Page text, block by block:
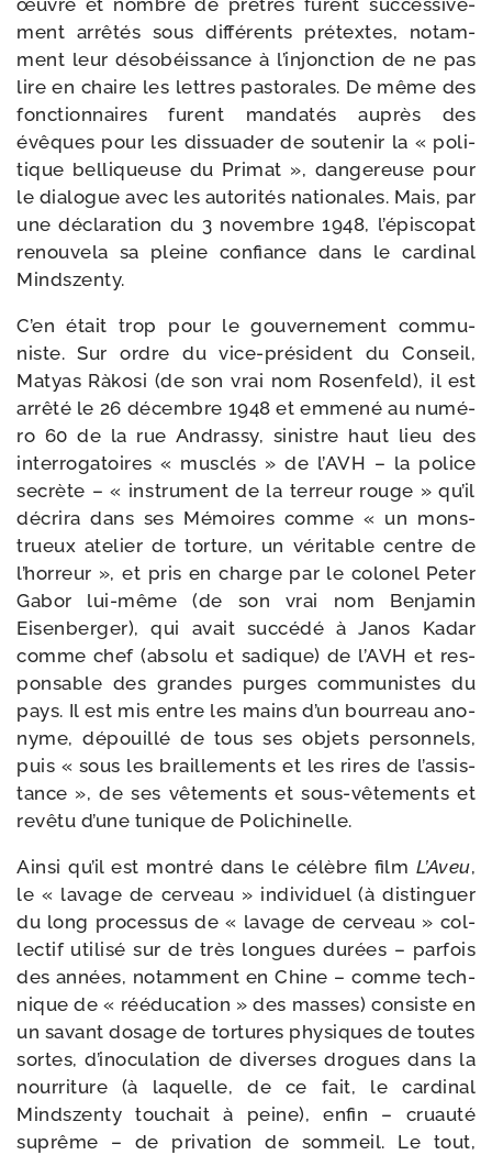
œuvre et nombre de prêtres furent suc­ces­si­ve­
ment arrê­tés sous dif­fé­rents pré­textes, notam­
ment leur déso­béis­sance à l’in­jonc­tion de ne pas
lire en chaire les lettres pas­to­rales. De même des
fonc­tion­naires furent man­da­tés auprès des
évêques pour les dis­sua­der de sou­te­nir la « poli­
tique bel­li­queuse du Primat », dan­ge­reuse pour
le dia­logue avec les auto­ri­tés natio­nales. Mais, par
une décla­ra­tion du 3 novembre 1948, l’é­pis­co­pat
renou­ve­la sa pleine confiance dans le car­di­nal
Mindszenty.
C’en était trop pour le gou­ver­ne­ment com­mu­
niste. Sur ordre du vice-​président du Conseil,
Matyas Ràkosi (de son vrai nom Rosenfeld), il est
arrê­té le 26 décembre 1948 et emme­né au numé­
ro 60 de la rue Andrassy, sinistre haut lieu des
inter­ro­ga­toires « mus­clés » de l’AVH – la police
secrète – « ins­tru­ment de la ter­reur rouge » qu’il
décri­ra dans ses Mémoires comme « un mons­
trueux ate­lier de tor­ture, un véri­table centre de
l’hor­reur », et pris en charge par le colo­nel Peter
Gabor lui-​même (de son vrai nom Benjamin
Eisenberger), qui avait suc­cé­dé à Janos Kadar
comme chef (abso­lu et sadique) de l’AVH et res­
pon­sable des grandes purges com­mu­nistes du
pays. Il est mis entre les mains d’un bour­reau ano­
nyme, dépouillé de tous ses objets per­son­nels,
puis « sous les braille­ments et les rires de l’as­sis­
tance », de ses vête­ments et sous-​vêtements et
revê­tu d’une tunique de Polichinelle.
Ainsi qu’il est mon­tré dans le célèbre film L’Aveu,
le « lavage de cer­veau » indi­vi­duel (à dis­tin­guer
du long pro­ces­sus de « lavage de cer­veau » col­
lec­tif uti­li­sé sur de très longues durées – par­fois
des années, notam­ment en Chine – comme tech­
nique de « réédu­ca­tion » des masses) consiste en
un savant dosage de tor­tures phy­siques de toutes
sortes, d’i­no­cu­la­tion de diverses drogues dans la
nour­ri­ture (à laquelle, de ce fait, le car­di­nal
Mindszenty tou­chait à peine), enfin – cruau­té
suprême – de pri­va­tion de som­meil. Le tout,